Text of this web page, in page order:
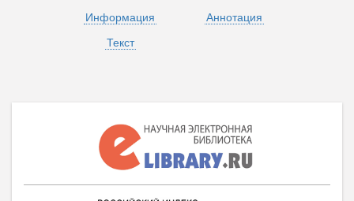
Информация
Аннотация
Текст